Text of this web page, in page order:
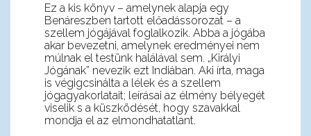
Ez a kis könyv – amelynek alapja egy
Benáreszben tartott előadássorozat – a
szellem jógájával foglalkozik. Abba a jógába
akar bevezetni, amelynek eredményei nem
múlnak el testünk halálával sem. „Királyi
Jógának” nevezik ezt Indiában. Aki írta, maga
is végigcsinálta a lélek és a szellem
jógagyakorlatait; leírásai az élmény bélyegét
viselik s a küszködését, hogy szavakkal
mondja el az elmondhatatlant.